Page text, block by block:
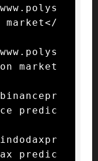
market</
market
predic
predic